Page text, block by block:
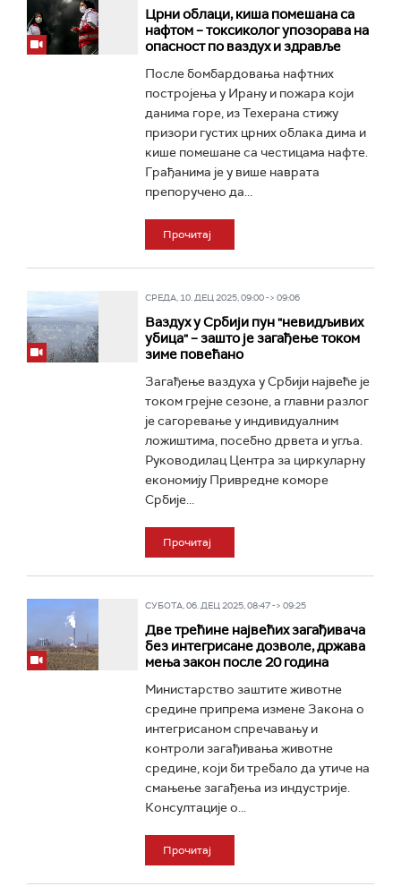
Црни облаци, киша помешана са
нафтом – токсиколог упозорава на
опасност по ваздух и здравље
После бомбардовања нафтних
постројења у Ирану и пожара који
данима горе, из Техерана стижу
призори густих црних облака дима и
кише помешане са честицама нафте.
Грађанима је у више наврата
препоручено да...
Прочитај
СРЕДА, 10. ДЕЦ 2025, 09:00 -> 09:06
Ваздух у Србији пун "невидљивих
убица" – зашто је загађење током
зиме повећано
Загађење ваздуха у Србији највеће је
током грејне сезоне, а главни разлог
је сагоревање у индивидуалним
ложиштима, посебно дрвета и угља.
Руководилац Центра за циркуларну
економију Привредне коморе
Србије...
Прочитај
СУБОТА, 06. ДЕЦ 2025, 08:47 -> 09:25
Две трећине највећих загађивача
без интегрисане дозволе, држава
мења закон после 20 година
Министарство заштите животне
средине припрема измене Закона о
интегрисаном спречавању и
контроли загађивања животне
средине, који би требало да утиче на
смањење загађења из индустрије.
Консултације о...
Прочитај